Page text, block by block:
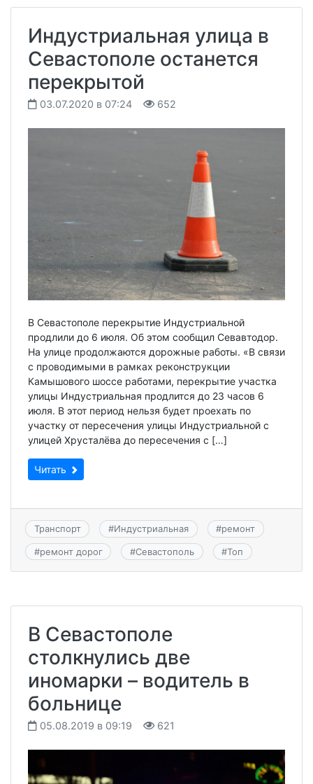
Индустриальная улица в
Севастополе останется
перекрытой
03.07.2020 в 07:24 652
В Севастополе перекрытие Индустриальной
продлили до 6 июля. Об этом сообщил Севавтодор.
На улице продолжаются дорожные работы. «В связи
с проводимыми в рамках реконструкции
Камышового шоссе работами, перекрытие участка
улицы Индустриальная продлится до 23 часов 6
июля. В этот период нельзя будет проехать по
участку от пересечения улицы Индустриальной с
улицей Хрусталёва до пересечения с […]
Читать
Транспорт #Индустриальная #ремонт
#ремонт дорог #Севастополь #Топ
В Севастополе
столкнулись две
иномарки – водитель в
больнице
05.08.2019 в 09:19 621